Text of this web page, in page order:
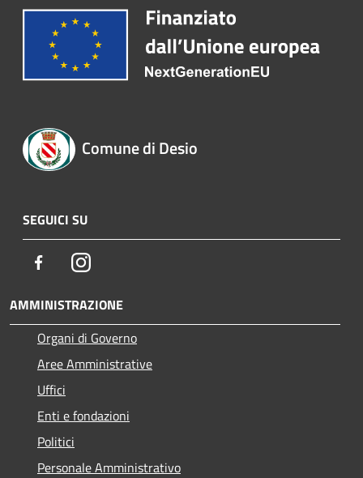
Comune di Desio
SEGUICI SU
FacebookInstagram
AMMINISTRAZIONE
Organi di Governo
Aree Amministrative
Uffici
Enti e fondazioni
Politici
Personale Amministrativo